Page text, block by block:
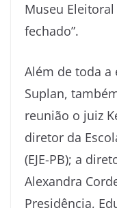
Museu
fechado”.
Além de toda a
Suplan,
reunião o juiz
diretor da
(EJE-PB); a
Alexandra
Presidência,